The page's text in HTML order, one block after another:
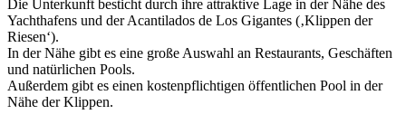
Die Unterkunft besticht durch ihre attraktive Lage in der Nähe des
Yachthafens und der Acantilados de Los Gigantes (‚Klippen der
Riesen‘).
In der Nähe gibt es eine große Auswahl an Restaurants, Geschäften
und natürlichen Pools.
Außerdem gibt es einen kostenpflichtigen öffentlichen Pool in der
Nähe der Klippen.